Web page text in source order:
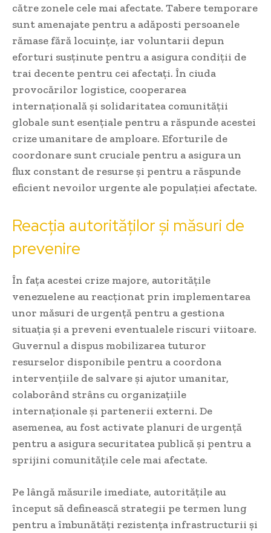
către zonele cele mai afectate. Tabere temporare
sunt amenajate pentru a adăposti persoanele
rămase fără locuințe, iar voluntarii depun
eforturi susținute pentru a asigura condiții de
trai decente pentru cei afectați. În ciuda
provocărilor logistice, cooperarea
internațională și solidaritatea comunității
globale sunt esențiale pentru a răspunde acestei
crize umanitare de amploare. Eforturile de
coordonare sunt cruciale pentru a asigura un
flux constant de resurse și pentru a răspunde
eficient nevoilor urgente ale populației afectate.
Reacția autorităților și măsuri de
prevenire
În fața acestei crize majore, autoritățile
venezuelene au reacționat prin implementarea
unor măsuri de urgență pentru a gestiona
situația și a preveni eventualele riscuri viitoare.
Guvernul a dispus mobilizarea tuturor
resurselor disponibile pentru a coordona
intervențiile de salvare și ajutor umanitar,
colaborând strâns cu organizațiile
internaționale și partenerii externi. De
asemenea, au fost activate planuri de urgență
pentru a asigura securitatea publică și pentru a
sprijini comunitățile cele mai afectate.
Pe lângă măsurile imediate, autoritățile au
început să definească strategii pe termen lung
pentru a îmbunătăți rezistența infrastructurii și